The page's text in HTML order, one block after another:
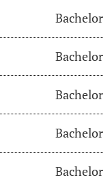
Bachelor
Bachelor
Bachelor
Bachelor
Bachelor